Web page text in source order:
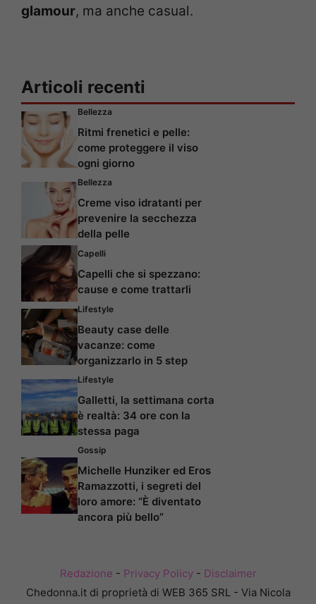
glamour, ma anche casual.
Articoli recenti
Bellezza
Ritmi frenetici e pelle:
come proteggere il viso
ogni giorno
Bellezza
Creme viso idratanti per
prevenire la secchezza
della pelle
Capelli
Capelli che si spezzano:
cause e come trattarli
Lifestyle
Beauty case delle
vacanze: come
organizzarlo in 5 step
Lifestyle
Galletti, la settimana corta
è realtà: 34 ore con la
stessa paga
Gossip
Michelle Hunziker ed Eros
Ramazzotti, i segreti del
loro amore: “È diventato
ancora più bello”
Redazione - Privacy Policy- Disclaimer
Chedonna.it di proprietà di WEB 365 SRL - Via Nicola